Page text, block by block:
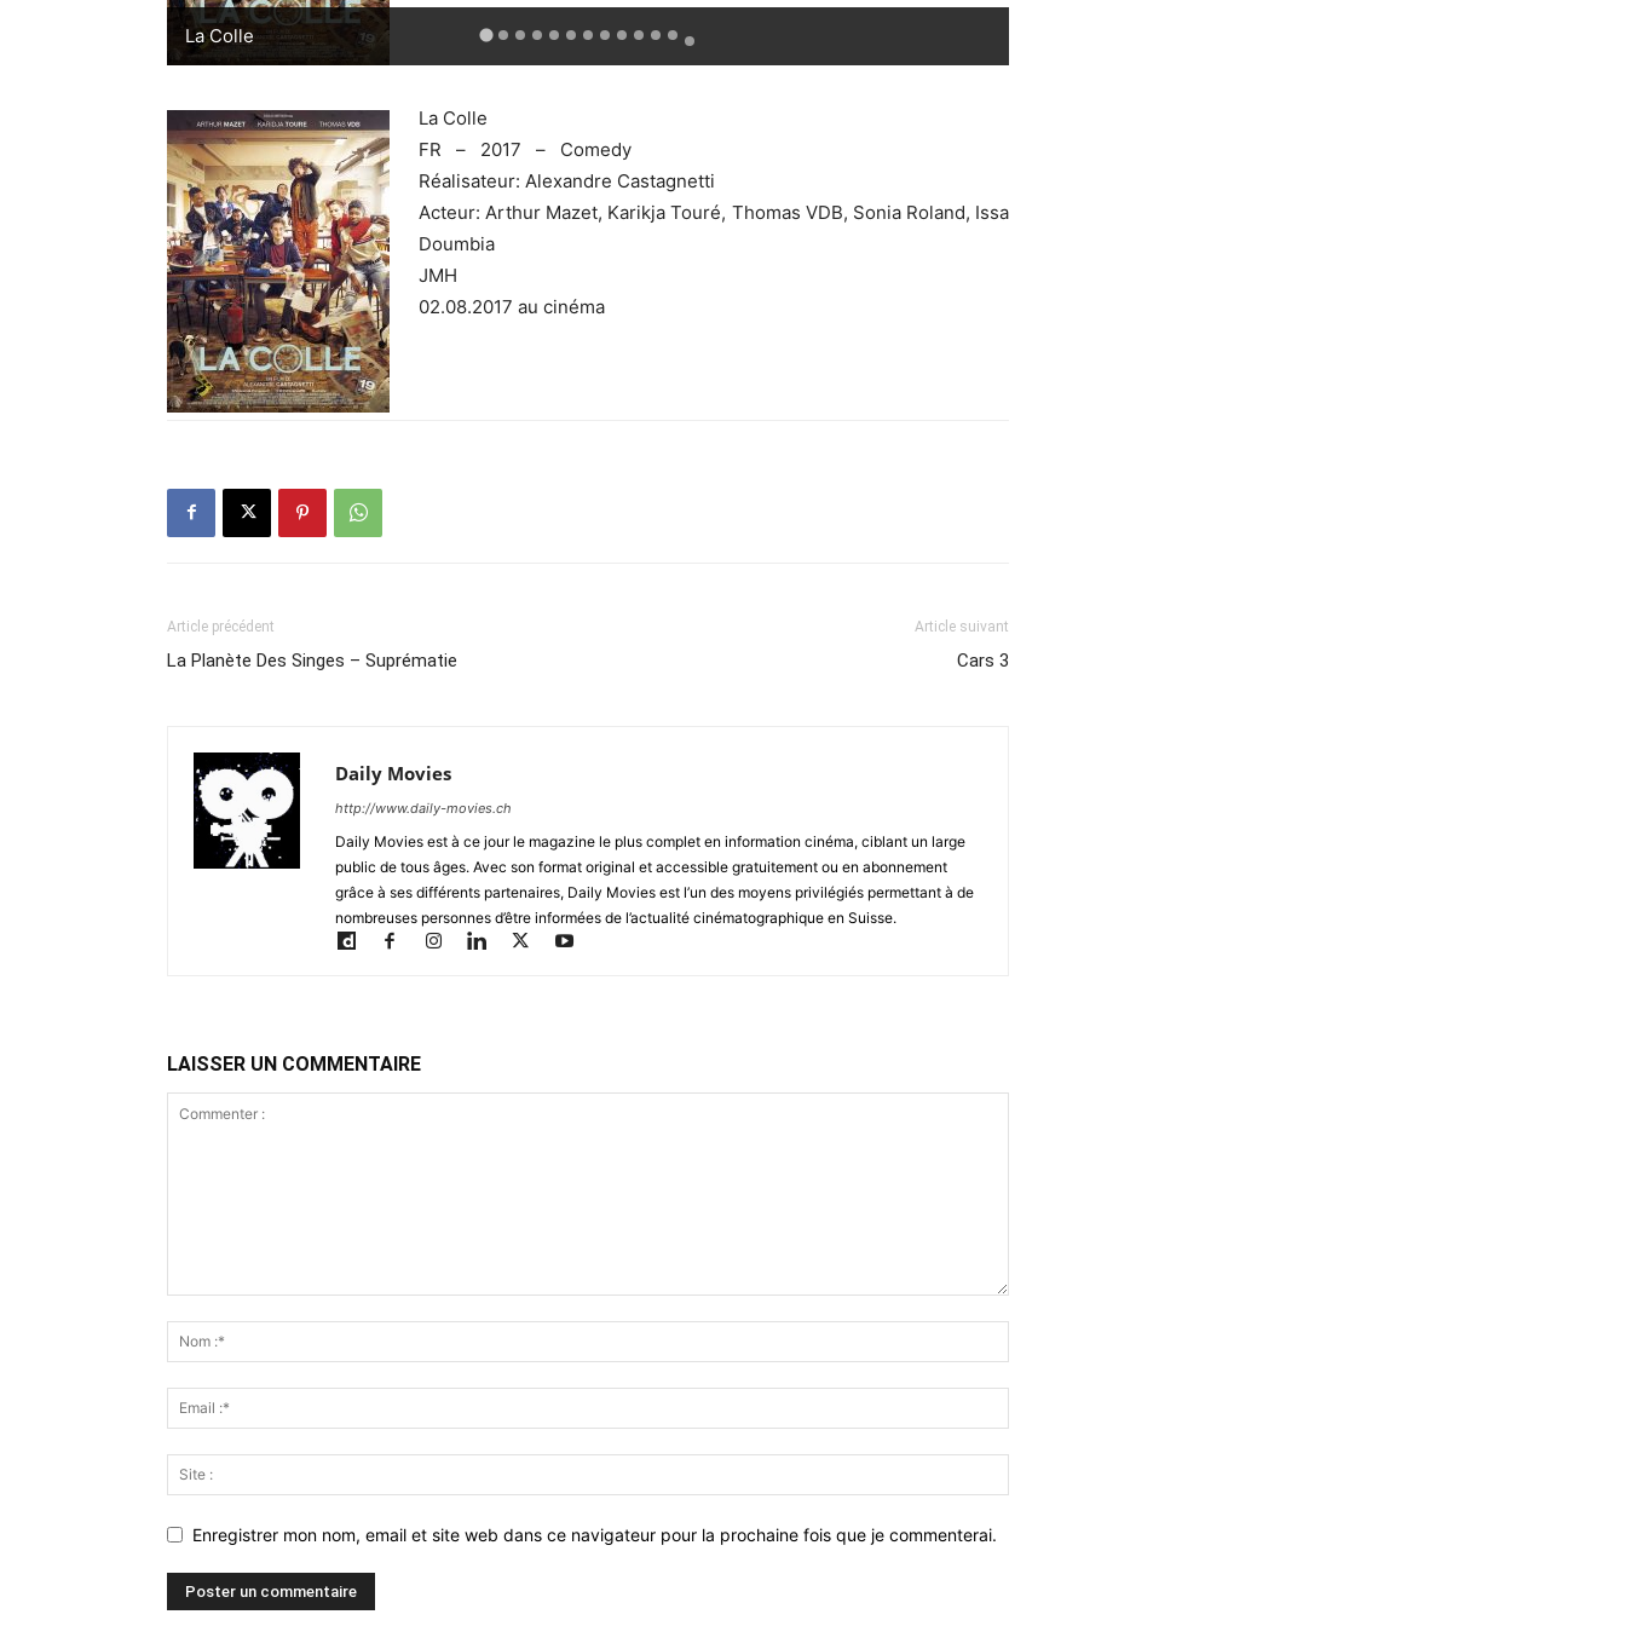
La Colle
La Colle
FR – 2017 – Comedy
Réalisateur: Alexandre Castagnetti
Acteur: Arthur Mazet, Karikja Touré, Thomas VDB, Sonia Roland, Issa
Doumbia
JMH
02.08.2017 au cinéma
Article précédent
La Planète Des Singes – Suprématie
Article suivant
Cars 3
Daily Movies
http://www.daily-movies.ch
Daily Movies est à ce jour le magazine le plus complet en information cinéma, ciblant un large
public de tous âges. Avec son format original et accessible gratuitement ou en abonnement
grâce à ses différents partenaires, Daily Movies est l’un des moyens privilégiés permettant à de
nombreuses personnes d’être informées de l’actualité cinématographique en Suisse.
LAISSER UN COMMENTAIRE
Enregistrer mon nom, email et site web dans ce navigateur pour la prochaine fois que je commenterai.